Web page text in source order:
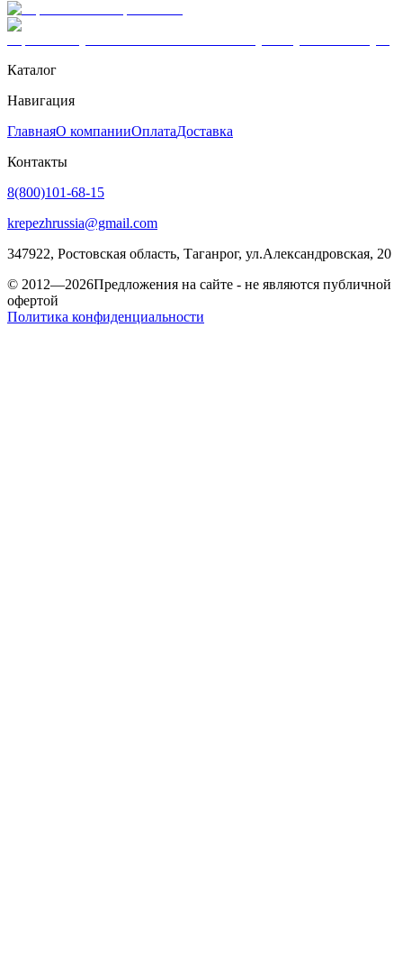
Каталог
Навигация
ГлавнаяО компанииОплатаДоставка
Контакты
8(800)101-68-15
krepezhrussia@gmail.com
347922, Ростовская область, Таганрог, ул.Александровская, 20
© 2012—2026Предложения на сайте - не являются публичной
офертой
Политика конфиденциальности